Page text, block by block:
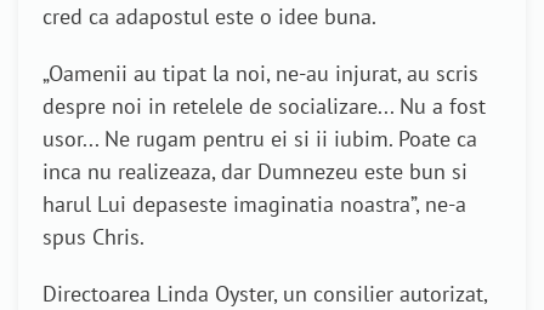
cred ca adapostul este o idee buna.
„Oamenii au tipat la noi, ne-au injurat, au scris
despre noi in retelele de socializare... Nu a fost
usor... Ne rugam pentru ei si ii iubim. Poate ca
inca nu realizeaza, dar Dumnezeu este bun si
harul Lui depaseste imaginatia noastra”, ne-a
spus Chris.
Directoarea Linda Oyster, un consilier autorizat,